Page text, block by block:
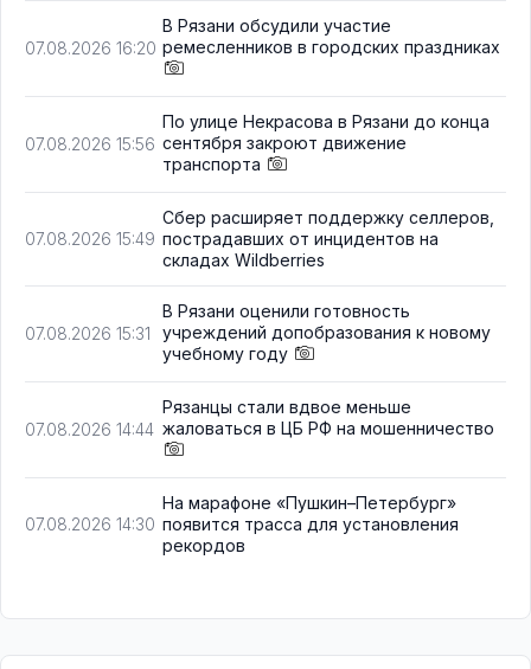
07.08.2026 16:20
В Рязани обсудили участие
ремесленников в городских праздниках
07.08.2026 15:56
По улице Некрасова в Рязани до конца
сентября закроют движение
транспорта
07.08.2026 15:49
Сбер расширяет поддержку селлеров,
пострадавших от инцидентов на
складах Wildberries
07.08.2026 15:31
В Рязани оценили готовность
учреждений допобразования к новому
учебному году
07.08.2026 14:44
Рязанцы стали вдвое меньше
жаловаться в ЦБ РФ на мошенничество
07.08.2026 14:30
На марафоне «Пушкин–Петербург»
появится трасса для установления
рекордов